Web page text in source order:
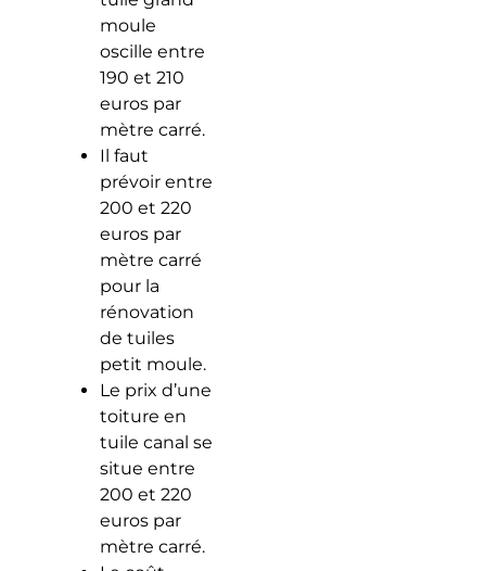
moule
oscille entre
190 et 210
euros par
mètre carré.
Il faut
prévoir entre
200 et 220
euros par
mètre carré
pour la
rénovation
de tuiles
petit moule.
Le prix d’une
toiture en
tuile canal se
situe entre
200 et 220
euros par
mètre carré.